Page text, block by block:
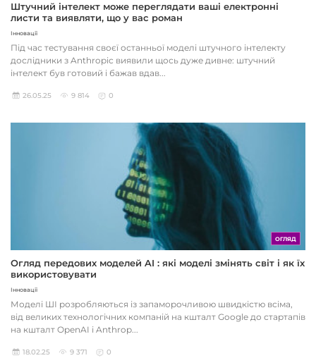
Штучний інтелект може переглядати ваші електронні
листи та виявляти, що у вас роман
Інновації
Під час тестування своєї останньої моделі штучного інтелекту
дослідники з Anthropic виявили щось дуже дивне: штучний
інтелект був готовий і бажав вдав...
26.05.25 9 814 0
ОГЛЯД
Огляд передових моделей AI : які моделі змінять світ і як їх
використовувати
Інновації
Моделі ШІ розробляються із запаморочливою швидкістю всіма,
від великих технологічних компаній на кшталт Google до стартапів
на кшталт OpenAI і Anthrop...
18.02.25 9 371 0